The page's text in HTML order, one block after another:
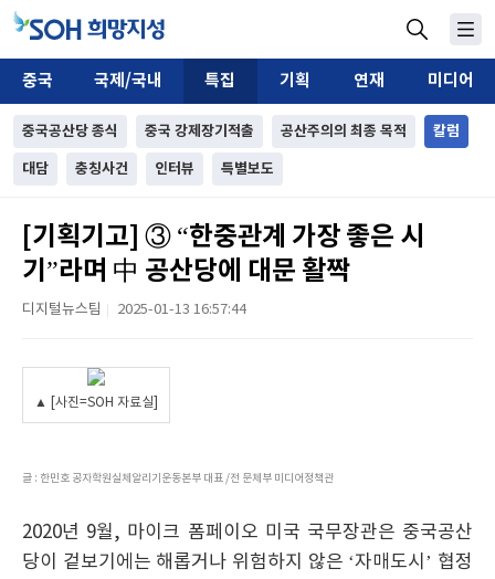
중국 국제/국내 특집 기획 연재 미디어
중국공산당 종식 중국 강제장기적출 공산주의의 최종 목적 칼럼
대담 충칭사건 인터뷰 특별보도
[기획기고] ③ “한중관계 가장 좋은 시
기”라며 中 공산당에 대문 활짝
디지털뉴스팀 2025-01-13 16:57:44
▲ [사진=SOH 자료실]
글 : 한민호 공자학원실체알리기운동본부 대표 /전 문체부 미디어정책관
2020년 9월, 마이크 폼페이오 미국 국무장관은 중국공산
당이 겉보기에는 해롭거나 위험하지 않은 ‘자매도시’ 협정